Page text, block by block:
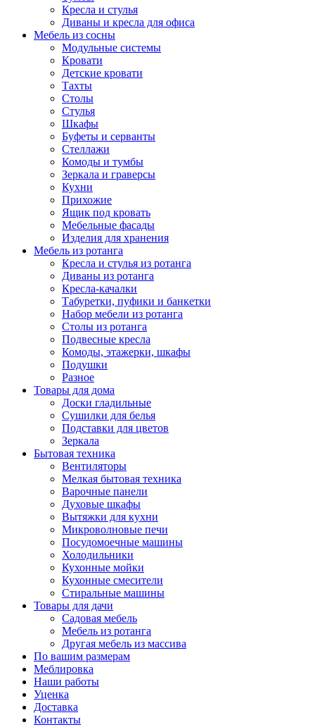
Кресла и стулья
Диваны и кресла для офиса
Мебель из сосны
Модульные системы
Кровати
Детские кровати
Тахты
Столы
Стулья
Шкафы
Буфеты и серванты
Стеллажи
Комоды и тумбы
Зеркала и граверсы
Кухни
Прихожие
Ящик под кровать
Мебельные фасады
Изделия для хранения
Мебель из ротанга
Кресла и стулья из ротанга
Диваны из ротанга
Кресла-качалки
Табуретки, пуфики и банкетки
Набор мебели из ротанга
Столы из ротанга
Подвесные кресла
Комоды, этажерки, шкафы
Подушки
Разное
Товары для дома
Доски гладильные
Сушилки для белья
Подставки для цветов
Зеркала
Бытовая техника
Вентиляторы
Мелкая бытовая техника
Варочные панели
Духовые шкафы
Вытяжки для кухни
Микроволновые печи
Посудомоечные машины
Холодильники
Кухонные мойки
Кухонные смесители
Стиральные машины
Товары для дачи
Садовая мебель
Мебель из ротанга
Другая мебель из массива
По вашим размерам
Меблировка
Наши работы
Уценка
Доставка
Контакты